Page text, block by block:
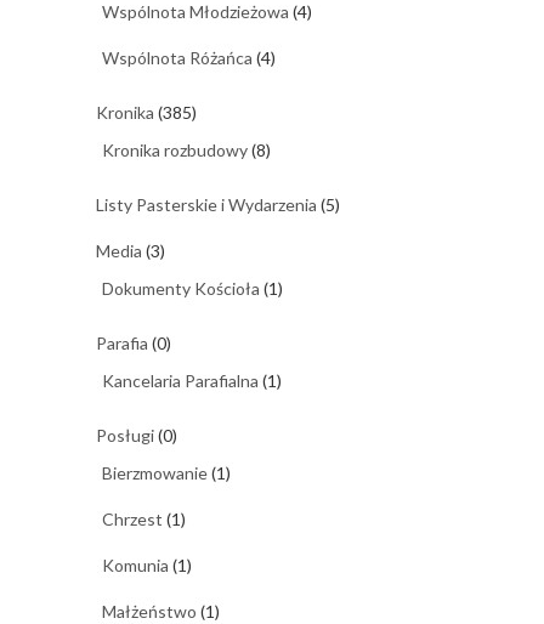
Wspólnota Młodzieżowa (4)
Wspólnota Różańca (4)
Kronika (385)
Kronika rozbudowy(8)
Listy Pasterskie i Wydarzenia (5)
Media (3)
Dokumenty Kościoła (1)
Parafia (0)
Kancelaria Parafialna (1)
Posługi(0)
Bierzmowanie(1)
Chrzest (1)
Komunia (1)
Małżeństwo (1)